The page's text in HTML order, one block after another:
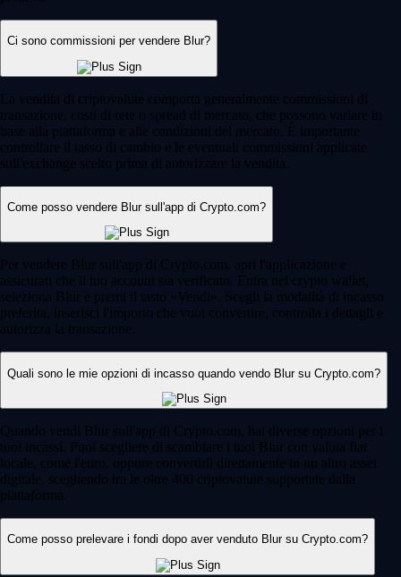
Ci sono commissioni per vendere Blur?
La vendita di criptovalute comporta generalmente commissioni di
transazione, costi di rete o spread di mercato, che possono variare in
base alla piattaforma e alle condizioni del mercato. È importante
controllare il tasso di cambio e le eventuali commissioni applicate
sull'exchange scelto prima di autorizzare la vendita.
Come posso vendere Blur sull'app di Crypto.com?
Per vendere Blur sull'app di Crypto.com, apri l'applicazione e
assicurati che il tuo account sia verificato. Entra nel crypto wallet,
seleziona Blur e premi il tasto «Vendi». Scegli la modalità di incasso
preferita, inserisci l'importo che vuoi convertire, controlla i dettagli e
autorizza la transazione.
Quali sono le mie opzioni di incasso quando vendo Blur su Crypto.com?
Quando vendi Blur sull'app di Crypto.com, hai diverse opzioni per i
tuoi incassi. Puoi scegliere di scambiare i tuoi Blur con valuta fiat
locale, come l'euro, oppure convertirli direttamente in un altro asset
digitale, scegliendo tra le oltre 400 criptovalute supportate dalla
piattaforma.
Come posso prelevare i fondi dopo aver venduto Blur su Crypto.com?